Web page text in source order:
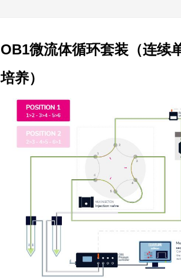
OB1微流体循环套装（连续
培养）